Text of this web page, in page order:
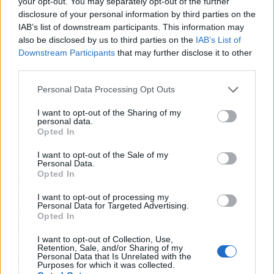
disclosure of your personal information by third parties on the
IAB’s list of downstream participants. This information may
also be disclosed by us to third parties on the IAB’s List of
Downstream Participants that may further disclose it to other
Personal Data Processing Opt Outs
I want to opt-out of the Sharing of my
personal data.
Opted In
I want to opt-out of the Sale of my
Personal Data.
Opted In
I want to opt-out of processing my
Personal Data for Targeted Advertising.
Opted In
I want to opt-out of Collection, Use,
Retention, Sale, and/or Sharing of my
Personal Data that Is Unrelated with the
Purposes for which it was collected.
"Esta forma de legislar y la opacidad que
implica el secretismo de este nuevo
mecanismo es de una falta de rigor sin
creen que el Gobierno pretende que se apoye
una reforma sin tan siquiera revelar su